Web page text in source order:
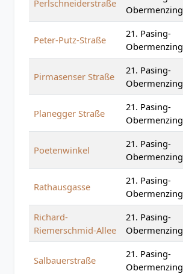
Perlschneiderstraße
Obermenzing
Peter-Putz-Straße
21. Pasing-
Obermenzing
Pirmasenser Straße
21. Pasing-
Obermenzing
Planegger Straße
21. Pasing-
Obermenzing
Poetenwinkel
21. Pasing-
Obermenzing
Rathausgasse
21. Pasing-
Obermenzing
Richard-
Riemerschmid-Allee
21. Pasing-
Obermenzing
Salbauerstraße
21. Pasing-
Obermenzing